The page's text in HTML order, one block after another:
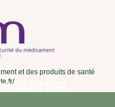
et des produits de santé